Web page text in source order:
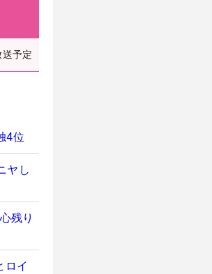
予定
4位
ヤし
残り
ロイ